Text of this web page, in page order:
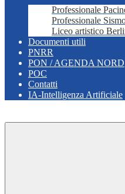
Professionale
Professionale
Liceo artistico
Documenti utili
PNRR
PON / AGENDA NORD
POC
Contatti
IA-Intelligenza Artificiale